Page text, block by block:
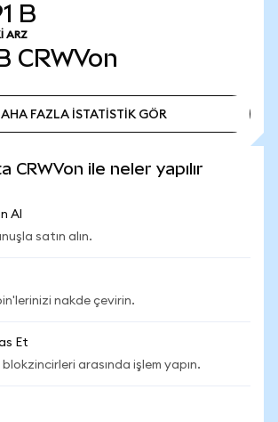
B
ARZ
CRWVon
FAZLA İSTATİSTİK GÖR
CRWVon ile neler yapılır
Al
satın alın.
nakde çevirin.
Et
blokzincirleri arasında işlem yapın.